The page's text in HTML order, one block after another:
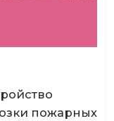
пожарных